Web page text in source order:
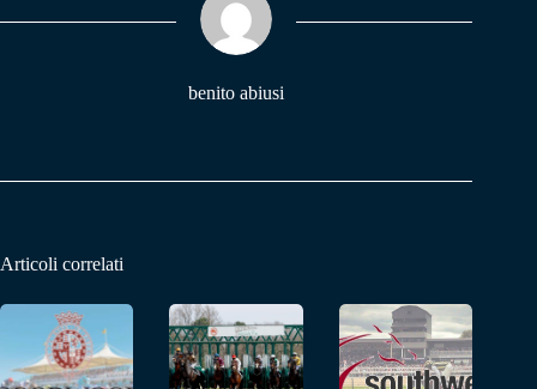
pp m
benito abiusi
Articoli correlati